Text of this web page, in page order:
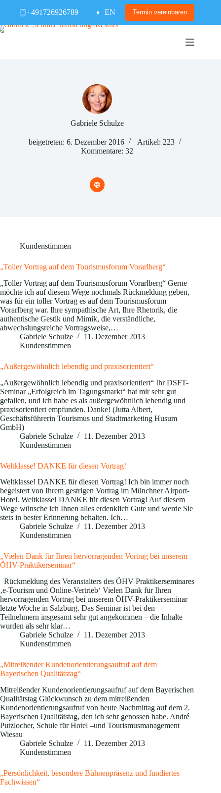
+491726926789 EN Termin vereinbaren
Gabriele Schulze
beigetreten: 6. Dezember 2016
Artikel: 223
Kommentare: 32
Kundenstimmen
„Toller Vortrag auf dem Tourismusforum Vorarlberg“
„Toller Vortrag auf dem Tourismusforum Vorarlberg“ Gerne
möchte ich auf diesem Wege nochmals Rückmeldung geben,
was für ein toller Vortrag es auf dem Tourismusforum
Vorarlberg war. Ihre sympathische Art, Ihre Rhetorik, die
authentische Gestik und Mimik, die verständliche,
abwechslungsreiche Vortragsweise,…
Gabriele Schulze
11. Dezember 2013
Kundenstimmen
„Außergewöhnlich lebendig und praxisorientiert“
„Außergewöhnlich lebendig und praxisorientiert“ Ihr DSFT-
Seminar „Erfolgreich im Tagungsmarkt“ hat mir sehr gut
gefallen, und ich habe es als außergewöhnlich lebendig und
praxisorientiert empfunden. Danke! (Jutta Albert,
Geschäftsführerin Tourismus und Stadtmarketing Husum
GmbH)
Gabriele Schulze
11. Dezember 2013
Kundenstimmen
Weltklasse! DANKE für diesen Vortrag!
Weltklasse! DANKE für diesen Vortrag! Ich bin immer noch
begeistert von Ihrem gestrigen Vortrag im Münchner Airport-
Hotel. Weltklasse! DANKE für diesen Vortrag! Auf diesem
Wege wünsche ich Ihnen alles erdenklich Gute und werde Sie
stets in bester Erinnerung behalten. Ich…
Gabriele Schulze
11. Dezember 2013
Kundenstimmen
„Vielen Dank für Ihren hervorragenden Vortrag bei unserem
ÖHV-Praktikerseminar“
Rückmeldung des Veranstalters des ÖHV Praktikerseminares
‚e-Tourism und Online-Vertrieb‘ Vielen Dank für Ihren
hervorragenden Vortrag bei unserem ÖHV-Praktikerseminar
letzte Woche in Salzburg. Das Seminar ist bei den
Teilnehmern insgesamt sehr gut angekommen – die Inhalte
wurden als sehr klar…
Gabriele Schulze
11. Dezember 2013
Kundenstimmen
„Mitreißender Kundenorientierungsaufruf auf dem
Bayerischen Qualitätstag“
Mitreißender Kundenorientierungsaufruf auf dem Bayerischen
Qualitätstag Glückwunsch zu dem mitreißenden
Kundenorientierungsaufruf von heute Nachmittag auf dem 2.
Bayerischen Qualitätstag, den ich sehr genossen habe. André
Putzlocher, Schule für Hotel –und Tourismusmanagement
Wiesau
Gabriele Schulze
11. Dezember 2013
Kundenstimmen
„Persönlichkeit, besondere Bühnenpräsenz und fundiertes
Fachwissen“